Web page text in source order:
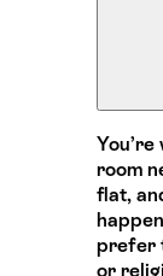
room
flat,
prefer
or